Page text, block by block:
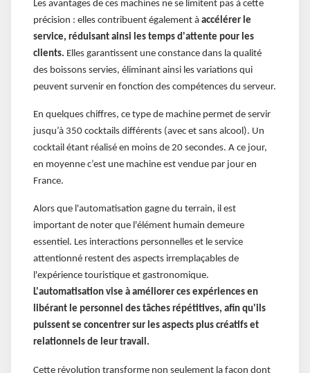
Les avantages de ces machines ne se limitent pas à cette
précision : elles contribuent également à accélérer le
service, réduisant ainsi les temps d'attente pour les
clients. Elles garantissent une constance dans la qualité
des boissons servies, éliminant ainsi les variations qui
peuvent survenir en fonction des compétences du serveur.
En quelques chiffres, ce type de machine permet de servir
jusqu’à 350 cocktails différents (avec et sans alcool). Un
cocktail étant réalisé en moins de 20 secondes. A ce jour,
en moyenne c’est une machine est vendue par jour en
France.
Alors que l'automatisation gagne du terrain, il est
important de noter que l'élément humain demeure
essentiel. Les interactions personnelles et le service
attentionné restent des aspects irremplaçables de
l'expérience touristique et gastronomique.
L'automatisation vise à améliorer ces expériences en
libérant le personnel des tâches répétitives, afin qu'ils
puissent se concentrer sur les aspects plus créatifs et
relationnels de leur travail.
Cette révolution transforme non seulement la façon dont